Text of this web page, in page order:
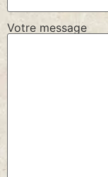
Votre message